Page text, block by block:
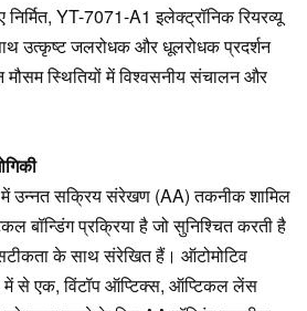
YT-7071-A1 इलेक्ट्रॉनिक रियरव्यू
उत्कृष्ट जलरोधक और धूलरोधक प्रदर्शन
मौसम स्थितियों में विश्वसनीय संचालन और
उन्नत सक्रिय संरेखण (AA) तकनीक शामिल
बॉन्डिंग प्रक्रिया है जो सुनिश्चित करती है
के साथ संरेखित हैं। ऑटोमोटिव
में से एक, विंटॉप ऑप्टिक्स, ऑप्टिकल लेंस